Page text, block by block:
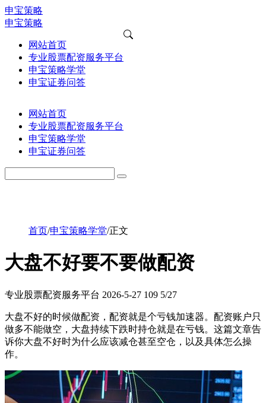
申宝策略
申宝策略
网站首页
专业股票配资服务平台
申宝策略学堂
申宝证券问答
网站首页
专业股票配资服务平台
申宝策略学堂
申宝证券问答
首页/申宝策略学堂/正文
大盘不好要不要做配资
专业股票配资服务平台 2026-5-27 109 5/27
大盘不好的时候做配资，配资就是个亏钱加速器。配资账户只
做多不能做空，大盘持续下跌时持仓就是在亏钱。这篇文章告
诉你大盘不好时为什么应该减仓甚至空仓，以及具体怎么操
作。